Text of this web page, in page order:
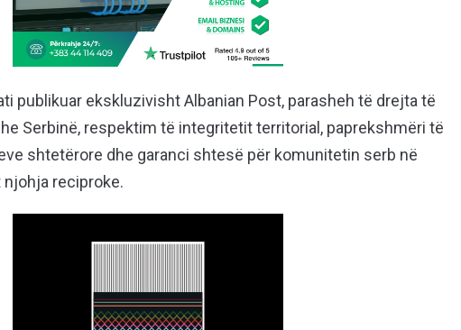
publikuar ekskluzivisht Albanian Post, parasheh të drejta të
Serbinë, respektim të integritetit territorial, paprekshmëri të
shtetërore dhe garanci shtesë për komunitetin serb në
reciproke.